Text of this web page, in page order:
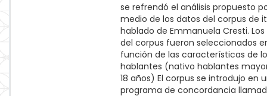
se refrendó el análisis propuesto
medio de los datos del corpus de
hablado de Emmanuela Cresti.
del corpus fueron seleccionados
función de las características de
hablantes (nativo hablantes
18 años) El corpus se introdujo en
programa de concordancia